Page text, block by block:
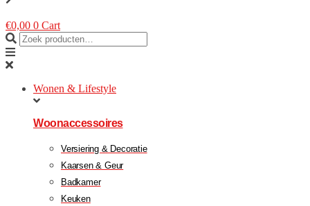
€0,00 0 Cart
Wonen & Lifestyle
Woonaccessoires
Versiering & Decoratie
Kaarsen & Geur
Badkamer
Keuken